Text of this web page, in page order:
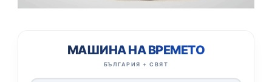
МАШИНА НА ВРЕМЕТО
БЪЛГАРИЯ + СВЯТ